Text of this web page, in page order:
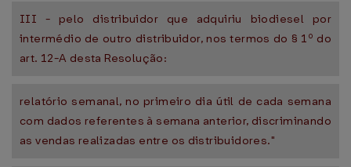
III - pelo distribuidor que adquiriu biodiesel por
intermédio de outro distribuidor, nos termos do § 1º do
art. 12-A desta Resolução:
relatório semanal, no primeiro dia útil de cada semana
com dados referentes à semana anterior, discriminando
as vendas realizadas entre os distribuidores."